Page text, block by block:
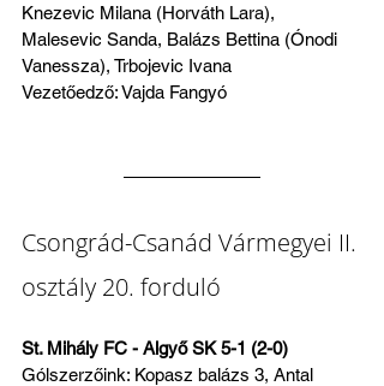
Knezevic Milana (Horváth Lara),
Malesevic Sanda, Balázs Bettina (Ónodi
Vanessza), Trbojevic Ivana
Vezetőedző: Vajda Fangyó
Csongrád-Csanád Vármegyei II.
osztály 20. forduló
St. Mihály FC - Algyő SK 5-1 (2-0)
Gólszerzőink: Kopasz balázs 3, Antal